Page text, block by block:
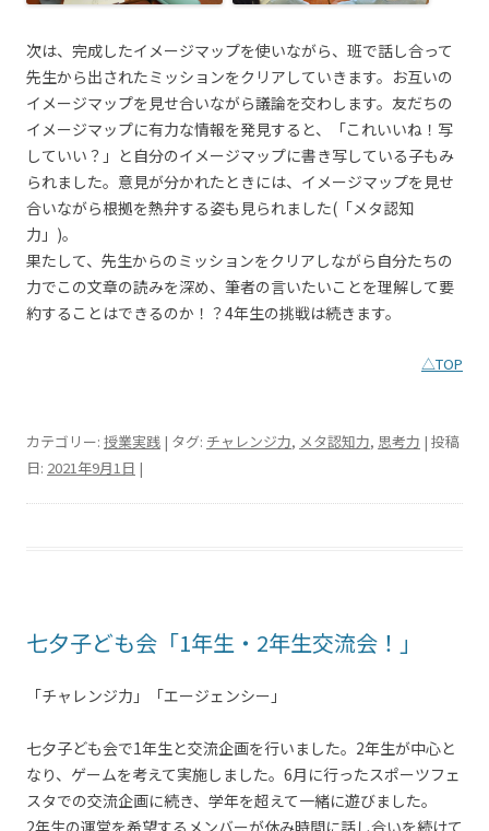
次は、完成したイメージマップを使いながら、班で話し合って
先生から出されたミッションをクリアしていきます。お互いの
イメージマップを見せ合いながら議論を交わします。友だちの
イメージマップに有力な情報を発見すると、「これいいね！写
していい？」と自分のイメージマップに書き写している子もみ
られました。意見が分かれたときには、イメージマップを見せ
合いながら根拠を熱弁する姿も見られました(「メタ認知
力」)。
果たして、先生からのミッションをクリアしながら自分たちの
力でこの文章の読みを深め、筆者の言いたいことを理解して要
約することはできるのか！？4年生の挑戦は続きます。
△TOP
カテゴリー: 授業実践 | タグ: チャレンジ力, メタ認知力, 思考力 | 投稿
日: 2021年9月1日 |
七夕子ども会「1年生・2年生交流会！」
「チャレンジ力」「エージェンシー」
七夕子ども会で1年生と交流企画を行いました。2年生が中心と
なり、ゲームを考えて実施しました。6月に行ったスポーツフェ
スタでの交流企画に続き、学年を超えて一緒に遊びました。
2年生の運営を希望するメンバーが休み時間に話し合いを続けて